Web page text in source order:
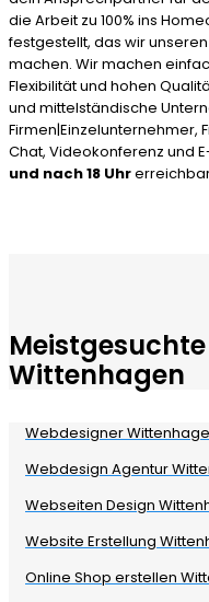
die Arbeit zu 100% ins
festgestellt, das wir
machen. Wir machen
Flexibilität und hohen
und mittelständische
Firmen|Einzelunternehmer,
Chat, Videokonferenz und
und nach 18 Uhr
Wittenhagen
Webdesigner
Webdesign Agentur
Webseiten Design
Website Erstellung
Online Shop erstellen